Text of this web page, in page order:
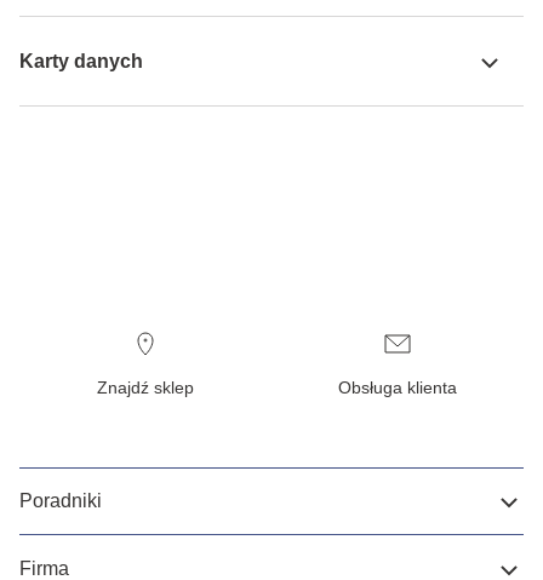
Karty danych
Znajdź sklep Obsługa klienta
Poradniki
Firma